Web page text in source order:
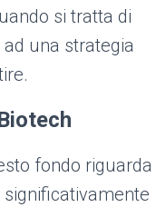
si tratta di
una strategia
fondo riguarda
significativamente